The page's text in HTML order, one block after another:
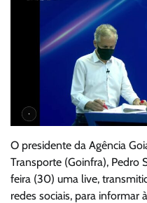
O presidente da Agência
Transporte (Goinfra), Pedro
feira (30) uma live,
redes sociais, para informar